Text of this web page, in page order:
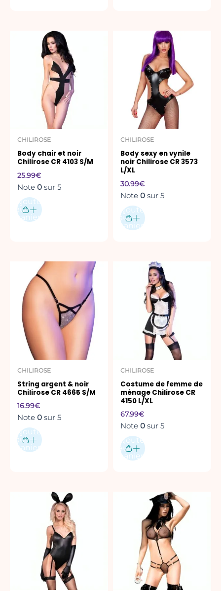
CHILIROSE
Body chair et noir
Chilirose CR 4103 S/M
25.99€
Note 0 sur 5
Ajouter
au
panier
CHILIROSE
Body sexy en vynile
noir Chilirose CR 3573
L/XL
30.99€
Note 0 sur 5
Ajouter
au
panier
CHILIROSE
String argent & noir
Chilirose CR 4665 S/M
16.99€
Note 0 sur 5
Ajouter
au
panier
CHILIROSE
Costume de femme de
ménage Chilirose CR
4150 L/XL
67.99€
Note 0 sur 5
Ajouter
au
panier